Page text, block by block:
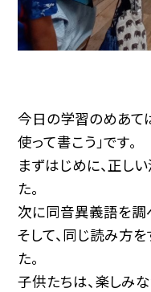
今日の学習のめあて
使って書こう」です。
まずはじめに、正し
た。
次に同音異義語を調
そして、同じ読み方
た。
子供たちは、楽しみ